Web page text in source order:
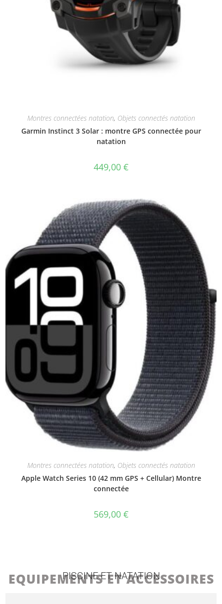
Montres connectées natation, Objets connectés natation
Garmin Instinct 3 Solar : montre GPS connectée pour
natation
449,00 €
Montres connectées natation, Objets connectés natation
Apple Watch Series 10 (42 mm GPS + Cellular) Montre
connectée
569,00 €
EQUIPEMENTS ET ACCESSOIRES
PISCINE ET NATATION